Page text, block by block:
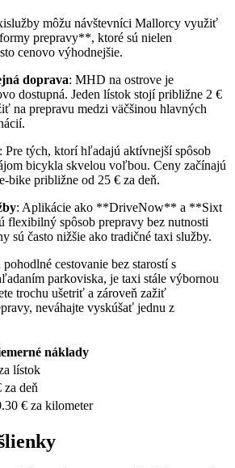
môžu návštevníci Mallorcy využiť
prepravy**, ktoré sú nielen
cenovo výhodnejšie.
doprava: MHD na ostrove je
dostupná. Jeden lístok stojí približne 2 €
na prepravu medzi väčšinou hlavných
: Pre tých, ktorí hľadajú aktívnejší spôsob
bicykla skvelou voľbou. Ceny začínajú
bike približne od 25 € za deň.
: Aplikácie ako **DriveNow** a **Sixt
flexibilný spôsob prepravy bez nutnosti
sú často nižšie ako tradičné taxi služby.
cestovanie bez starostí s
parkoviska, je taxi stále výbornou
trochu ušetriť a zároveň zažiť
neváhajte vyskúšať jednu z
náklady
lístok
za deň
€ za kilometer